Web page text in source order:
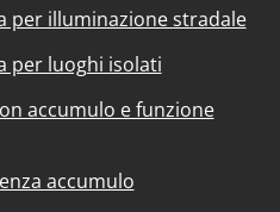
per illuminazione stradale
per luoghi isolati
accumulo e funzione
accumulo